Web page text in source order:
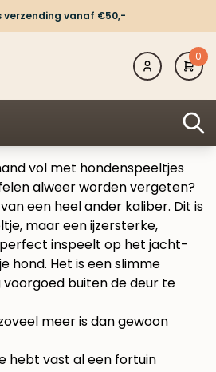
verzending vanaf €50,-
0
vol met hondenspeeltjes
alweer worden vergeten?
een heel ander kaliber. Dit is
maar een ijzersterke,
inspeelt op het jacht-
hond. Het is een slimme
buiten de deur te
meer is dan gewoon
hebt vast al een fortuin